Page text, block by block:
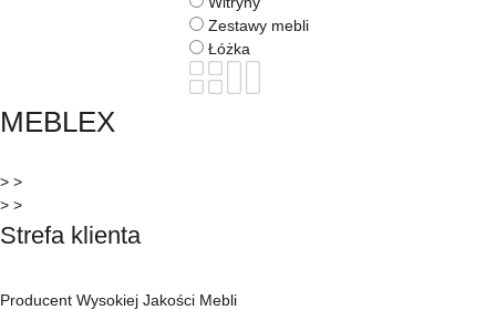
Zestawy mebli
Łóżka
MEBLEX
> >
> >
Strefa klienta
Producent Wysokiej Jakości Mebli